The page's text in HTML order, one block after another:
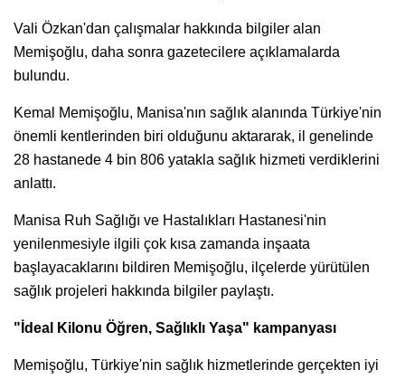
Vali Özkan'dan çalışmalar hakkında bilgiler alan
Memişoğlu, daha sonra gazetecilere açıklamalarda
bulundu.
Kemal Memişoğlu, Manisa'nın sağlık alanında Türkiye'nin
önemli kentlerinden biri olduğunu aktararak, il genelinde
28 hastanede 4 bin 806 yatakla sağlık hizmeti verdiklerini
anlattı.
Manisa Ruh Sağlığı ve Hastalıkları Hastanesi'nin
yenilenmesiyle ilgili çok kısa zamanda inşaata
başlayacaklarını bildiren Memişoğlu, ilçelerde yürütülen
sağlık projeleri hakkında bilgiler paylaştı.
"İdeal Kilonu Öğren, Sağlıklı Yaşa" kampanyası
Memişoğlu, Türkiye'nin sağlık hizmetlerinde gerçekten iyi